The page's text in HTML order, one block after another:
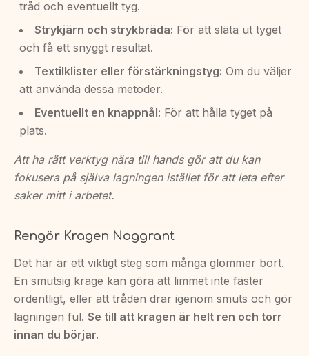
tråd och eventuellt tyg.
Strykjärn och strykbräda: För att släta ut tyget
och få ett snyggt resultat.
Textilklister eller förstärkningstyg: Om du väljer
att använda dessa metoder.
Eventuellt en knappnål: För att hålla tyget på
plats.
Att ha rätt verktyg nära till hands gör att du kan
fokusera på själva lagningen istället för att leta efter
saker mitt i arbetet.
Rengör Kragen Noggrant
Det här är ett viktigt steg som många glömmer bort.
En smutsig krage kan göra att limmet inte fäster
ordentligt, eller att tråden drar igenom smuts och gör
lagningen ful. Se till att kragen är helt ren och torr
innan du börjar.